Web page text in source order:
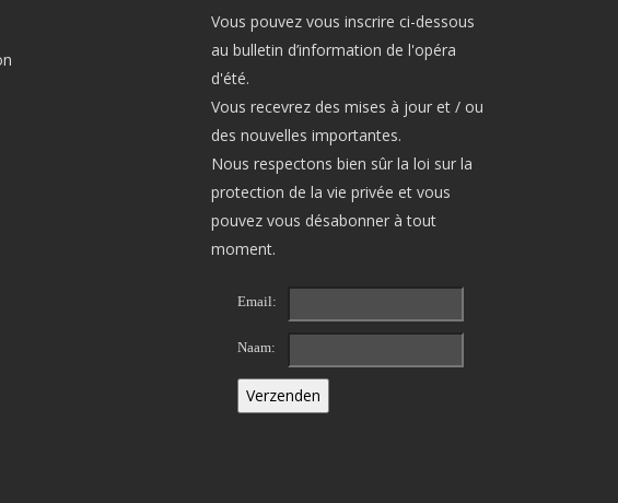
Vous pouvez vous inscrire ci-dessous
au bulletin d’information de l'opéra
d'été.
Vous recevrez des mises à jour et / ou
des nouvelles importantes.
Nous respectons bien sûr la loi sur la
protection de la vie privée et vous
pouvez vous désabonner à tout
moment.
Email:
Naam: